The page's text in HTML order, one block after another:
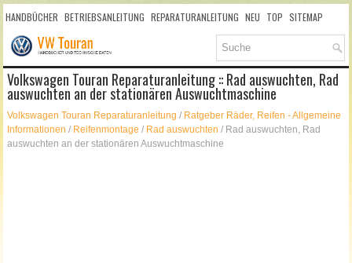
HANDBÜCHER BETRIEBSANLEITUNG REPARATURANLEITUNG NEU TOP SITEMAP
SUCHLAUF
Volkswagen Touran Reparaturanleitung :: Rad auswuchten, Rad
auswuchten an der stationären Auswuchtmaschine
Volkswagen Touran Reparaturanleitung / Ratgeber Räder, Reifen - Allgemeine
Informationen / Reifenmontage / Rad auswuchten / Rad auswuchten, Rad
auswuchten an der stationären Auswuchtmaschine